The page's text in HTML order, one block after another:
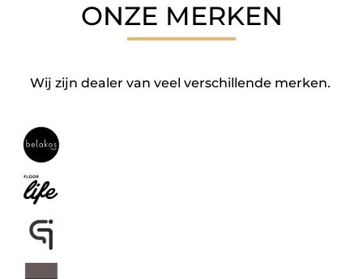
ONZE MERKEN
Wij zijn dealer van veel verschillende merken.